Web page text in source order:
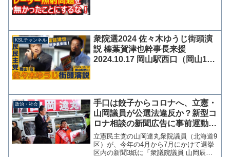
KSLチャンネル
衆院選2024 佐々木ゆうじ街頭演
説 榛葉賀津也幹事長来援
2024.10.17 岡山駅西口（岡山1
政治・社会
手口は餃子からコロナへ、立憲・
山岡議員が公選法違反か？新型コ
ロナ相談の新聞広告に事前運動の
疑い、選管3回注意
立憲民主党の山岡達丸衆院議員（北海道9
区）が、今年の4月から7月にかけて選挙
区内の新聞3紙に「衆議院議員 山岡辰